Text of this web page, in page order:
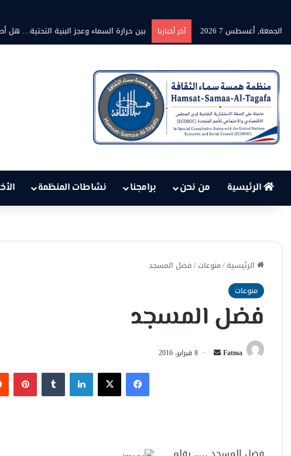
الجمعة, أغسطس 7 2026
آخر أخبارنا بين حرارة السماء وعجز البنية التحتية…
الرئيسية من نحن برامجنا نشاطات المنظمة
الرئيسية/منوعات/فضل المسجد
منوعات
فضل المسجد
Fatma
أرسل 8 فبراير، 2016
فيسبوك‫X لينكدإن